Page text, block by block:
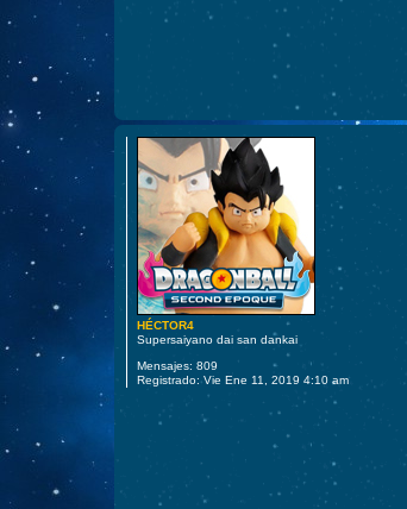
HÉCTOR4
Supersaiyano dai san dankai
Mensajes: 809
Registrado:Vie Ene 11, 2019 4:10 am